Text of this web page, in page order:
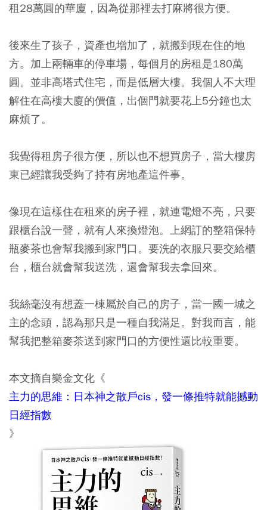
租28萬圓的華廈，因為從那裡去打麻將很方便。
後來生了孩子，資產也增加了，就搬到現在住的地
方。加上兩輛車的停車場，每個月的房租是180萬
圓。並非高塔式住宅，而是低層大樓。我個人不大理
解住在高樓大廈的價值，出個門就要花上5分鐘也太
麻煩了。
我覺得租房子很方便，所以也不想買房子，當大樓房
東已經讓我受夠了持有房地產這件事。
像現在這樣住在租來的房子裡，就連電燈不亮，只要
跟櫃台說一聲，就有人來換燈泡。上網訂的整箱保特
瓶麥茶也會幫我搬到家門口。要洗的衣服只要交給櫃
台，櫃台就會幫我送洗，還會幫我去拿回來。
我絲毫沒有想蓋一棟屬於自己的房子，當一國一城之
主的念頭，認為那只是一種自我滿足。對我而言，能
幫我把整箱麥茶送到家門口的方便性還比較重要。
本文摘自樂金文化《
主力的思維：日本神之散戶cis，發一條推特就能撼動
日經指數
》